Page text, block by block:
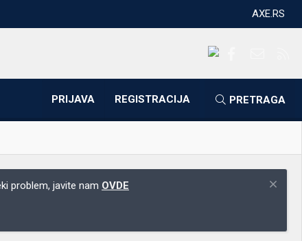
AXE.RS
PRIJAVA REGISTRACIJA PRETRAGA
problem, javite nam OVDE